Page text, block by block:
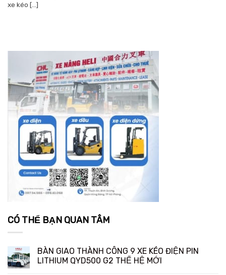
xe kéo [...]
CÓ THỂ BẠN QUAN TÂM
BÀN GIAO THÀNH CÔNG 9 XE KÉO ĐIỆN PIN
LITHIUM QYD500 G2 THẾ HỆ MỚI